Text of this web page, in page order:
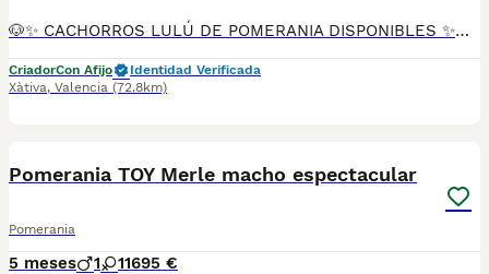
🐶✨ CACHORROS LULÚ DE POMERANIA DISPONIBLES ✨🐶 Preciosa camada de Lulú de Pomerania nacida el 26 de mayo, criada en ambiente familiar con todo el cariño, atención y cuidados necesarios para garantizar cachorros sanos, equilibrados y correctamente socializados. ✅ Pedigree ✅ Vacunas correspondientes a su edad ✅ Desparasitados ✅ Revisión veterinaria ✅ Cartilla sanitaria ✅ Núcleo Zoológico autorizado ✅ Cría familiar 🌟 Disponibles en diferentes colores y variedades: 🐾 Negro fuego 🐾 Mirlo (Merle) 🐾 Parti Color 🐾 Y otros colores disponibles según camada Nuestros cachorros destacan por su abundante pelaje, expresión dulce y excelente carácter. Son criados dentro del hogar, acostumbrados al contacto diario con personas y a la convivencia familiar. 🏆 Los padres proceden de líneas seleccionadas y participan en exposiciones y concursos caninos, obteniendo excelentes valoraciones por su belleza, estructura y tipicidad racial. ❤️ Alegres, inteligentes y muy cariñosos. ❤️ Perfectos como perros de compañía. ❤️ Adaptables tanto a familias como a personas que viven solas. 💶 Precio: desde 650 € hasta 1.100 €, según color, sexo y características del ejemplar. 📸 Disponemos de fotografías, vídeos e información de los cachorros y sus progenitores. 📩 Contacta para conocer disponibilidad y recibir más información sin compromiso. Buscamos hogares responsables donde nuestros pequeños puedan crecer rodeados de cariño y cuidados.
CriadorCon Afijo
Identidad Verificada
Xàtiva, Valencia (72.8km)
Pomerania TOY Merle macho espectacular
Pomerania
5 meses 1 11695 €